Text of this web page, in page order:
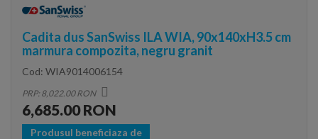
Cadita dus SanSwiss ILA WIA, 90x140xH3.5 cm
marmura compozita, negru granit
Cod: WIA9014006154
PRP: 8,022.00 RON
6,685.00 RON
Produsul beneficiaza de